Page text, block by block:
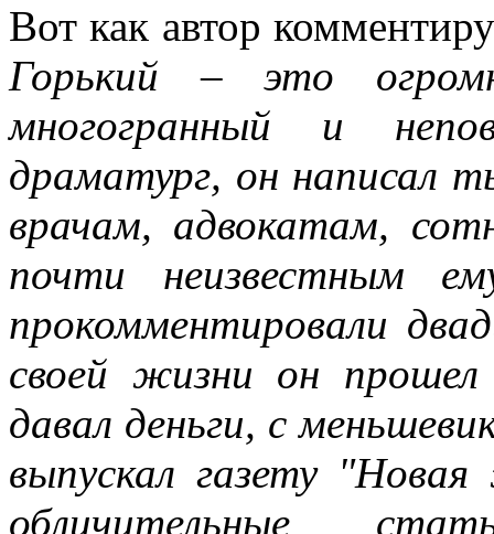
Вот как автор
Горький – это
многогранный и
драматург, он написал
врачам, адвокатам,
почти неизвестным
прокомментировали
своей жизни он
давал деньги, с
выпускал газету
обличительные